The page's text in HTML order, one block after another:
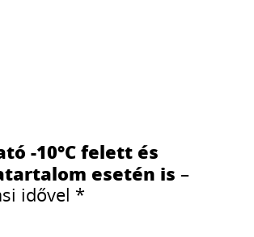
-10°C felett és
esetén is –
idővel *